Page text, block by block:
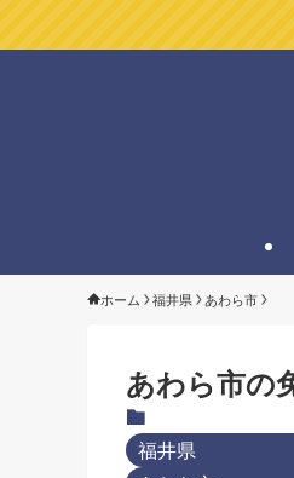
ホーム 福井県 あわら市
あわら市の
福井県